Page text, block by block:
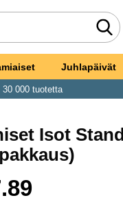
Juhlapäivät
30 000 tuotetta
(5-pakkaus) suosikiksi
Isot